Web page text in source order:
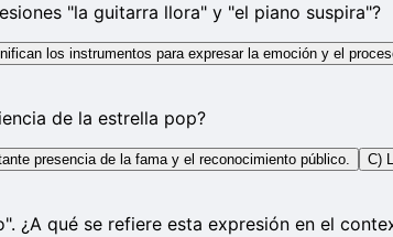
"la guitarra llora" y "el piano suspira"?
los instrumentos para expresar la emoción y el
de la estrella pop?
presencia de la fama y el reconocimiento público.
C)
¿A qué se refiere esta expresión en el